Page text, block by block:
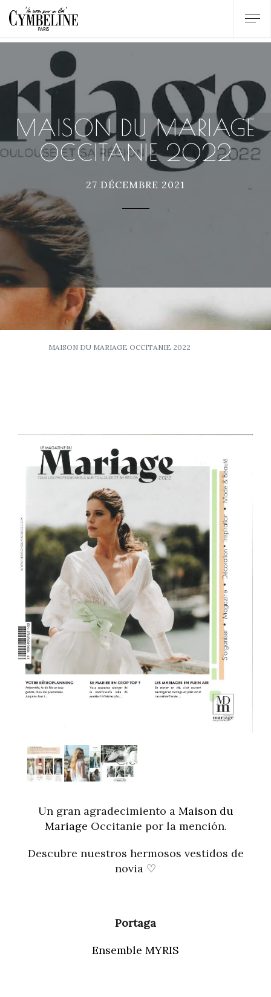
MAISON DU MARIAGE
OCCITANIE 2022
27 DÉCEMBRE 2021
MAISON DU MARIAGE OCCITANIE 2022
Un gran agradecimiento a Maison du
Mariage Occitanie por la mención.
Descubre nuestros hermosos vestidos de
novia ♡
Portaga
Ensemble MYRIS